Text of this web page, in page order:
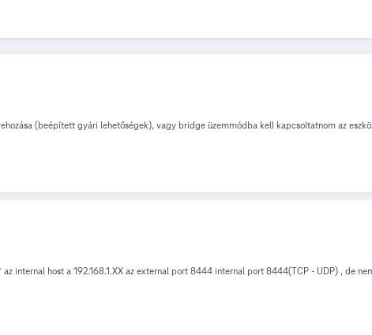
(beépített gyári lehetőségek), vagy bridge üzemmódba kell kapcsoltatnom az
internal host a 192.168.1.XX az external port 8444 internal port 8444(TCP - UDP) , de